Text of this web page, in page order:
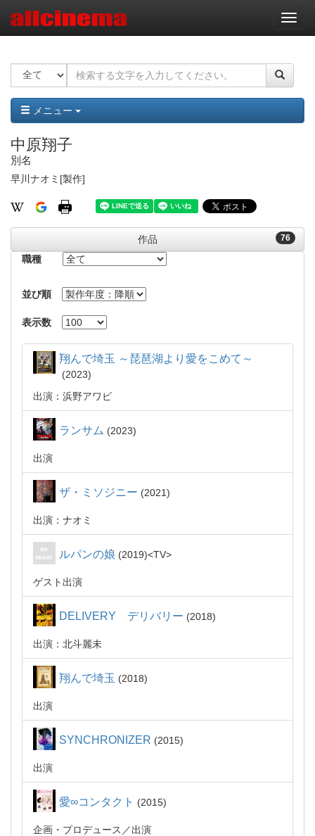
ナ
ビ
ー
ョ
ン
メニュー
中原翔子
別名
早川ナオミ[製作]
76
作品
職種
並び順
表示数
翔んで埼玉 ～琵琶湖より愛をこめて～
2023
出演：浜野アワビ
ランサム 2023
出演
ザ・ミソジニー 2021
出演：ナオミ
ルパンの娘 2019 TV
ゲスト出演
DELIVERY デリバリー 2018
出演：北斗麗未
翔んで埼玉 2018
出演
SYNCHRONIZER 2015
出演
愛∞コンタクト 2015
企画・プロデュース 出演